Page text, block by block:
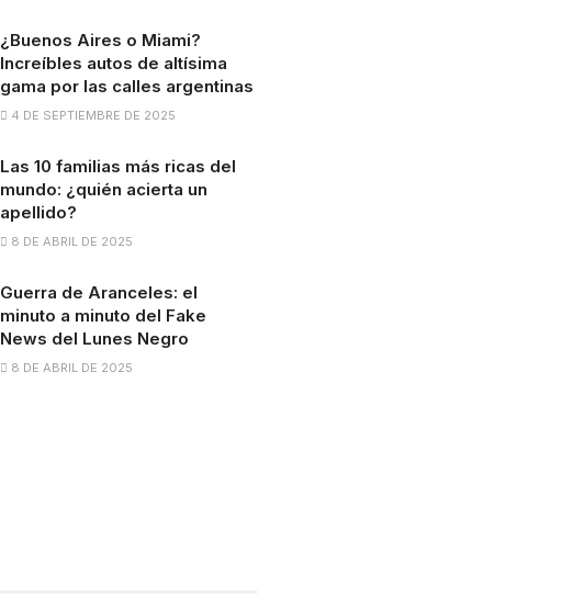
¿Buenos Aires o Miami?
Increíbles autos de altísima
gama por las calles argentinas
4 DE SEPTIEMBRE DE 2025
Las 10 familias más ricas del
mundo: ¿quién acierta un
apellido?
8 DE ABRIL DE 2025
Guerra de Aranceles: el
minuto a minuto del Fake
News del Lunes Negro
8 DE ABRIL DE 2025